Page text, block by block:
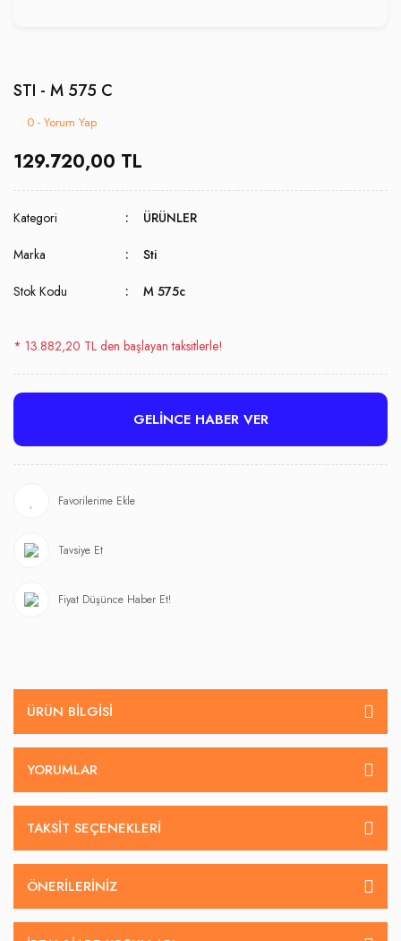
STI - M 575 C
0 - Yorum Yap
129.720,00 TL
Kategori ÜRÜNLER
Marka Sti
Stok Kodu M 575c
* 13.882,20 TL den başlayan taksitlerle!
GELİNCE HABER VER
Tavsiye Et
Fiyat Düşünce Haber Et!
ÜRÜN BILGISI
YORUMLAR
TAKSIT SEÇENEKLERI
ÖNERILERINIZ